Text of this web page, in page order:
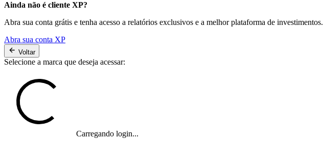
Ainda não é cliente XP?
Abra sua conta grátis e tenha acesso a relatórios exclusivos e a melhor plataforma de investimentos.
Abra sua conta XP
Voltar
Selecione a marca que deseja acessar:
Carregando login...